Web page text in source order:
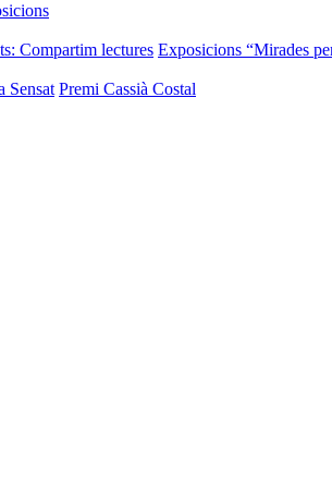
Compartim lectures Exposicions “Mirades
Sensat Premi Cassià Costal